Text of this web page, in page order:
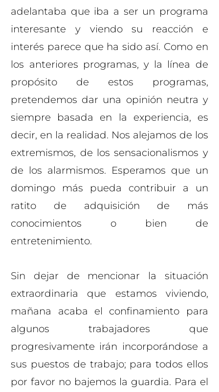
adelantaba que iba a ser un programa
interesante y viendo su reacción e
interés parece que ha sido así. Como en
los anteriores programas, y la línea de
propósito de estos programas,
pretendemos dar una opinión neutra y
siempre basada en la experiencia, es
decir, en la realidad. Nos alejamos de los
extremismos, de los sensacionalismos y
de los alarmismos. Esperamos que un
domingo más pueda contribuir a un
ratito de adquisición de más
conocimientos o bien de
entretenimiento.
Sin dejar de mencionar la situación
extraordinaria que estamos viviendo,
mañana acaba el confinamiento para
algunos trabajadores que
progresivamente irán incorporándose a
sus puestos de trabajo; para todos ellos
por favor no bajemos la guardia. Para el